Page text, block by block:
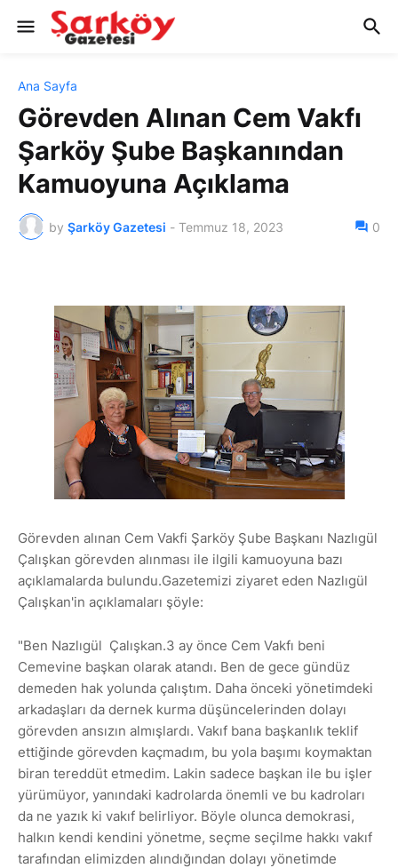
Ana Sayfa
Görevden Alınan Cem Vakfı
Şarköy Şube Başkanından
Kamuoyuna Açıklama
by Şarköy Gazetesi - Temmuz 18, 2023 0
Görevden alınan Cem Vakfi Şarköy Şube Başkanı Nazlıgül
Çalışkan görevden alınması ile ilgili kamuoyuna bazı
açıklamalarda bulundu.Gazetemizi ziyaret eden Nazlıgül
Çalışkan'in açıklamaları şöyle:
"Ben Nazlıgül Çalışkan.3 ay önce Cem Vakfı beni
Cemevine başkan olarak atandı. Ben de gece gündüz
demeden hak yolunda çalıştım. Daha önceki yönetimdeki
arkadaşları da dernek kurma düşüncelerinden dolayı
görevden ansızın almışlardı. Vakıf bana başkanlık teklif
ettiğinde görevden kaçmadım, bu yola başımı koymaktan
biran tereddüt etmedim. Lakin sadece başkan ile bu işler
yürümüyor, yanındaki kadrolarda önemli ve bu kadroları
da ne yazık ki vakıf belirliyor. Böyle olunca demokrasi,
halkın kendi kendini yönetme, seçme seçilme hakkı vakıf
tarafından elimizden alındığından dolayı yönetimde